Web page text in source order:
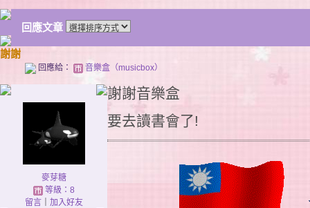
回應文章
謝謝
回應給： 音樂盒（musicbox）
麥芽糖
等級：8
留言｜ 加入好友
謝謝音樂盒
要去讀書會了!